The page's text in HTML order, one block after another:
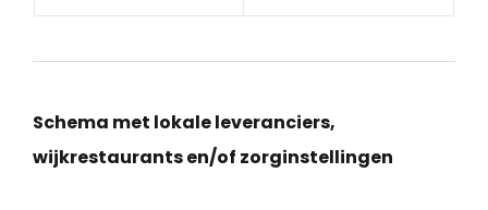
Schema met lokale leveranciers,
wijkrestaurants en/of zorginstellingen